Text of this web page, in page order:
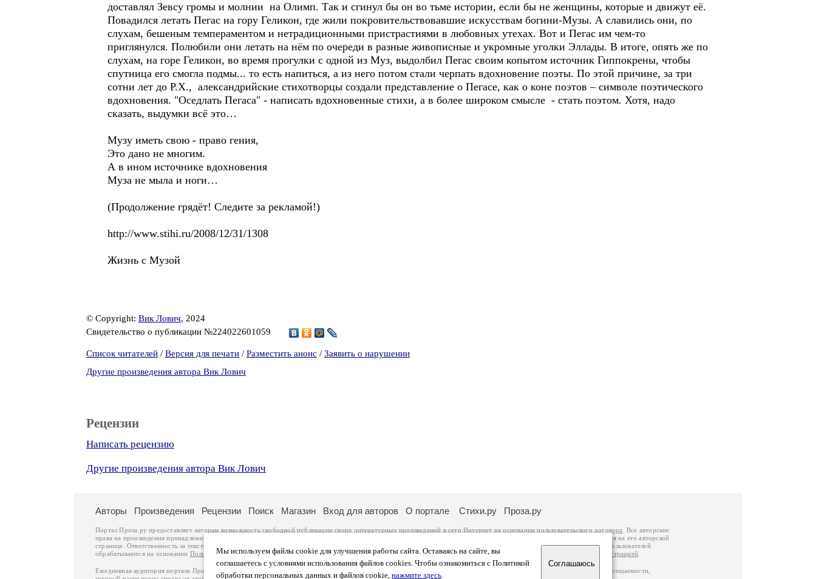
доставлял Зевсу громы и молнии на Олимп. Так и сгинул бы он во тьме истории, если бы не женщины, которые и движут её.
Повадился летать Пегас на гору Геликон, где жили покровительствовавшие искусствам богини-Музы. А славились они, по
слухам, бешеным темпераментом и нетрадиционными пристрастиями в любовных утехах. Вот и Пегас им чем-то
приглянулся. Полюбили они летать на нём по очереди в разные живописные и укромные уголки Эллады. В итоге, опять же по
слухам, на горе Геликон, во время прогулки с одной из Муз, выдолбил Пегас своим копытом источник Гиппокрены, чтобы
спутница его смогла подмы... то есть напиться, а из него потом стали черпать вдохновение поэты. По этой причине, за три
сотни лет до Р.Х., александрийские стихотворцы создали представление о Пегасе, как о коне поэтов – символе поэтического
вдохновения. "Оседлать Пегаса" - написать вдохновенные стихи, а в более широком смысле - стать поэтом. Хотя, надо
сказать, выдумки всё это…
Музу иметь свою - право гения,
Это дано не многим.
А в ином источнике вдохновения
Муза не мыла и ноги…
(Продолжение грядёт! Следите за рекламой!)
http://www.stihi.ru/2008/12/31/1308
Жизнь с Музой
© Copyright: Вик Лович, 2024
Свидетельство о публикации №224022601059
Список читателей / Версия для печати / Разместить анонс / Заявить о нарушении
Другие произведения автора Вик Лович
Рецензии
Написать рецензию
Другие произведения автора Вик Лович
Мы используем файлы cookie для улучшения работы сайта. Оставаясь на сайте, вы
соглашаетесь с условиями использования файлов cookies. Чтобы ознакомиться с Политикой
обработки персональных данных и файлов cookie, нажмите здесь.
Соглашаюсь
Авторы Произведения Рецензии Поиск Магазин Вход для авторов О портале Стихи.ру Проза.ру
Портал Проза.ру предоставляет авторам возможность свободной публикации своих литературных произведений в сети Интернет на основаниипользовательского договора
. Все авторские
права на произведения принадлежат авторам и охраняются
. Перепечатка произведений возможна только с согласия его автора, к которому вы можете обратиться на его авторской
странице. Ответственность за тексты произведений авторы несут самостоятельно на основании
законодательства Российской Федерации. Данные пользователей
обрабатываются на основании Политики обработки персональных данных. Вы также можете посмотреть более подробнуюинформацию о портале связаться с администрацией
Ежедневная аудитория портала Проза.ру – порядка 100 тысяч посетителей, которые в общей сумме просматривают более полумиллиона страниц по данным счетчика посещаемости,